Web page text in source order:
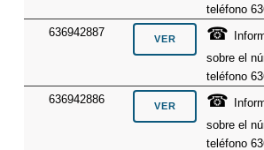
teléfono
636942887
☎
sobre el
teléfono
636942886
☎
sobre el
teléfono